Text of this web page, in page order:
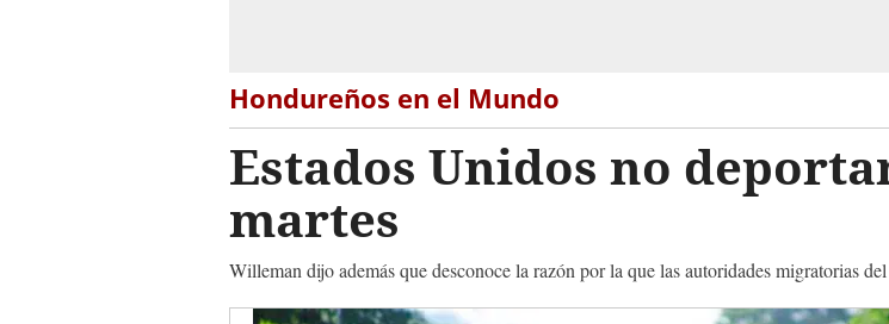
Hondureños en el Mundo
Estados Unidos no
martes
Willeman dijo además que desconoce la razón por la que las autoridades migratorias